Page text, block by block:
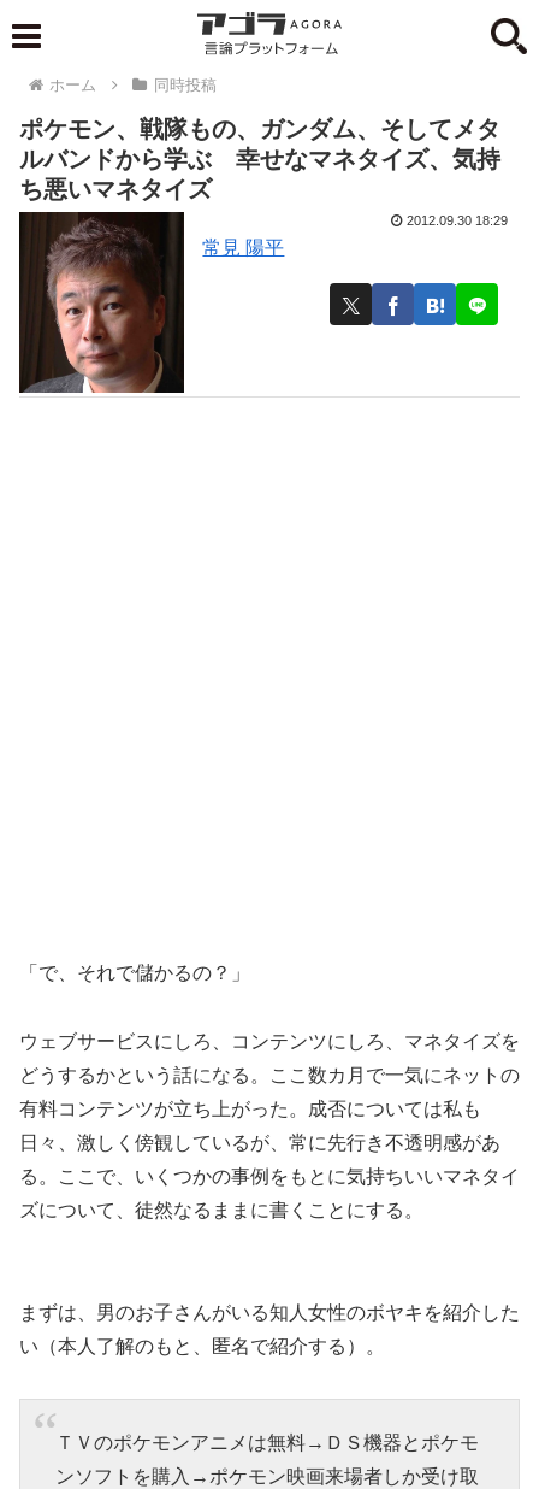
ホーム 同時投稿
ポケモン、戦隊もの、ガンダム、そしてメタ
ルバンドから学ぶ 幸せなマネタイズ、気持
ち悪いマネタイズ
常見 陽平
2012.09.30 18:29
「で、それで儲かるの？」
ウェブサービスにしろ、コンテンツにしろ、マネタイズを
どうするかという話になる。ここ数カ月で一気にネットの
有料コンテンツが立ち上がった。成否については私も
日々、激しく傍観しているが、常に先行き不透明感があ
る。ここで、いくつかの事例をもとに気持ちいいマネタイ
ズについて、徒然なるままに書くことにする。
まずは、男のお子さんがいる知人女性のボヤキを紹介した
い（本人了解のもと、匿名で紹介する）。
ＴＶのポケモンアニメは無料→ＤＳ機器とポケモ
ンソフトを購入→ポケモン映画来場者しか受け取